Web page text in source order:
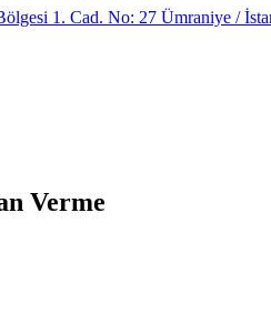
1. Cad. No: 27 Ümraniye /
Verme